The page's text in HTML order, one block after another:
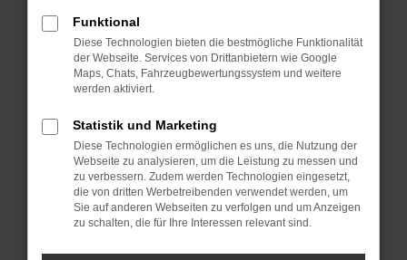
Browsererweiterungen.
Manche Erweiterungen, wie
Werbeblocker, können das Laden
bestimmter Seiten verhindern.
anderen Browser oder in einem
privaten Fenster?
Starte dein Gerät neu.
Das kann manchmal helfen,
Funktional
Diese Technologien bieten die bestmögliche Funktionalität
der Webseite. Services von Drittanbietern wie Google
Maps, Chats, Fahrzeugbewertungssystem und weitere
werden aktiviert.
Statistik und Marketing
Diese Technologien ermöglichen es uns, die Nutzung der
Webseite zu analysieren, um die Leistung zu messen und
zu verbessern. Zudem werden Technologien eingesetzt,
die von dritten Werbetreibenden verwendet werden, um
Sie auf anderen Webseiten zu verfolgen und um Anzeigen
zu schalten, die für Ihre Interessen relevant sind.